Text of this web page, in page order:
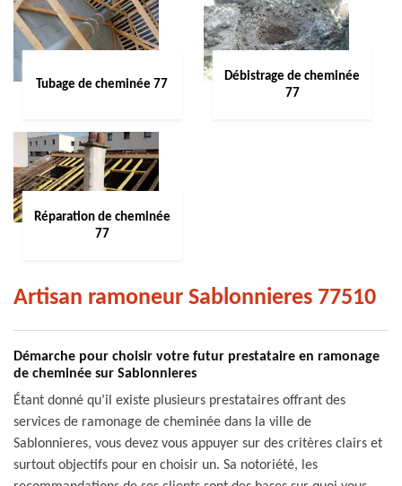
Tubage de cheminée 77
Débistrage de cheminée
77
Réparation de cheminée
77
Artisan ramoneur Sablonnieres 77510
Démarche pour choisir votre futur prestataire en ramonage
de cheminée sur Sablonnieres
Étant donné qu’il existe plusieurs prestataires offrant des
services de ramonage de cheminée dans la ville de
Sablonnieres, vous devez vous appuyer sur des critères clairs et
surtout objectifs pour en choisir un. Sa notoriété, les